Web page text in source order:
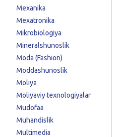
Mexanika
Mexatronika
Mikrobiologiya
Mineralshunoslik
Moda (Fashion)
Moddashunoslik
Moliya
Moliyaviy texnologiyalar
Mudofaa
Muhandislik
Multimedia